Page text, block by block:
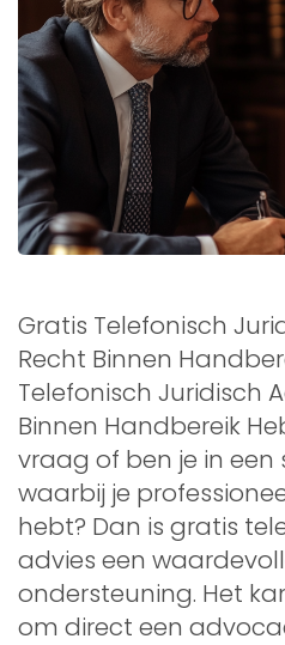
Gratis Telefonisch
Recht Binnen
Telefonisch Juridisch
Binnen Handbereik
vraag of ben je in
waarbij je
hebt? Dan is gratis
advies een
ondersteuning. Het
om direct een